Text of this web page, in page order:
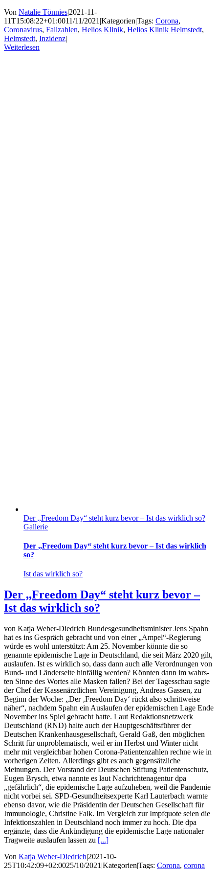
Von Natalie Tönnies|2021-11-
11T15:08:22+01:0011/11/2021 |Kategorien|Tags: Corona,
Coronavirus, Fallzahlen, Helios Klinik, Helios Klinik Helmstedt,
Helmstedt, Inzidenz|
Weiterlesen
Der ,,Freedom Day“ steht kurz bevor – Ist das wirklich so?
Gallerie
Der ,,Freedom Day“ steht kurz bevor – Ist das wirklich
so?
Ist das wirklich so?
Der ,,Freedom Day“ steht kurz bevor –
Ist das wirklich so?
von Katja Weber-Diedrich Bundesgesundheitsminister Jens Spahn
hat es ins Gespräch gebracht und von einer „Ampel“-Regierung
würde es wohl unterstützt: Am 25. November könnte die so
genannte epidemische Lage in Deutschland, die seit März 2020 gilt,
auslaufen. Ist es wirklich so, dass dann auch alle Verordnungen von
Bund- und Länderseite hinfällig werden? Könnten dann im wahrs-
ten Sinne des Wortes alle Masken fallen? Bei der Tagesschau sagte
der Chef der Kassenärztlichen Vereinigung, Andreas Gassen, zu
Beginn der Woche: „Der ‚Freedom Day‘ rückt also schrittweise
näher“, nachdem Spahn ein Auslaufen der epidemischen Lage Ende
November ins Spiel gebracht hatte. Laut Redaktionsnetzwerk
Deutschland (RND) halte auch der Hauptgeschäftsführer der
Deutschen Krankenhausgesellschaft, Gerald Gaß, den möglichen
Schritt für unproblematisch, weil er im Herbst und Winter nicht
mehr mit vergleichbar hohen Corona-Patientenzahlen rechne wie in
vorherigen Zeiten. Allerdings gibt es auch gegensätzliche
Meinungen. Der Vorstand der Deutschen Stiftung Patientenschutz,
Eugen Brysch, etwa nannte es laut Nachrichtenagentur dpa
„gefährlich“, die epidemische Lage aufzuheben, weil die Pandemie
nicht vorbei sei. SPD-Gesundheitsexperte Karl Lauterbach warnte
ebenso davor, wie die Präsidentin der Deutschen Gesellschaft für
Immunologie, Christine Falk. Im Vergleich zur Impfquote seien die
Infektionszahlen in Deutschland noch immer zu hoch. Die dpa
ergänzte, dass die Ankündigung die epidemische Lage nationaler
Tragweite auslaufen lassen zu [...]
Von Katja Weber-Diedrich|2021-10-
25T10:42:09+02:0025/10/2021 |Kategorien|Tags: Corona, corona